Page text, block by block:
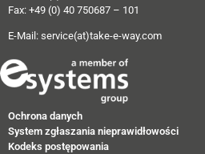
Fax: +49 (0) 40 750687 – 101
E-Mail: service(at)take-e-way.com
Ochrona danych
System zgłaszania nieprawidłowości
Kodeks postępowania